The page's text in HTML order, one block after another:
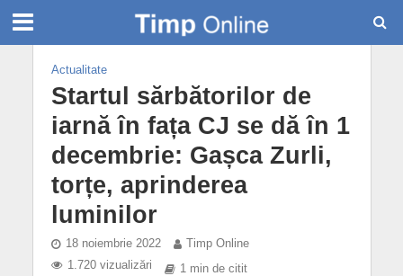
Actualitate
Startul sărbătorilor de
iarnă în fața CJ se dă în 1
decembrie: Gașca Zurli,
torțe, aprinderea
luminilor
18 noiembrie 2022
Timp Online
1.720 vizualizări
1 min de citit